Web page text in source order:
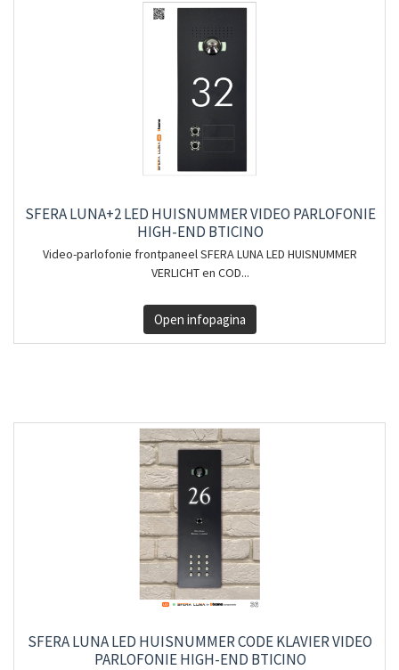
SFERA LUNA+2 LED HUISNUMMER VIDEO PARLOFONIE
HIGH-END BTICINO
Video-parlofonie frontpaneel SFERA LUNA LED HUISNUMMER
VERLICHT en COD...
Open infopagina
SFERA LUNA LED HUISNUMMER CODE KLAVIER VIDEO
PARLOFONIE HIGH-END BTICINO